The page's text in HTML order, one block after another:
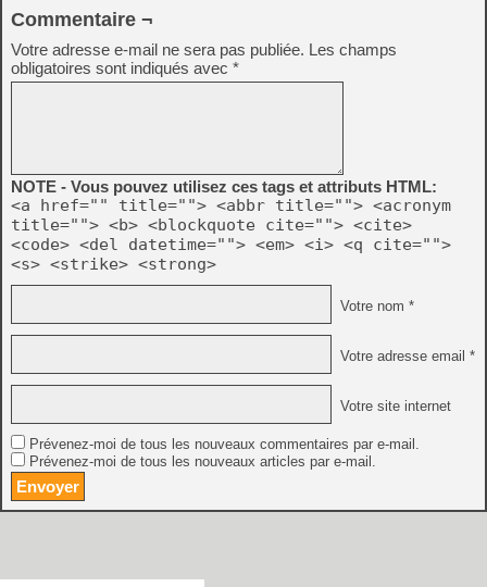
Commentaire ¬
Votre adresse e-mail ne sera pas publiée. Les champs
obligatoires sont indiqués avec *
NOTE - Vous pouvez utilisez ces tags et attributs HTML:
<a href="" title=""> <abbr title=""> <acronym
title=""> <b> <blockquote cite=""> <cite>
<code> <del datetime=""> <em> <i> <q cite="">
<s> <strike> <strong>
Votre nom *
Votre adresse email *
Votre site internet
Prévenez-moi de tous les nouveaux commentaires par e-mail.
Prévenez-moi de tous les nouveaux articles par e-mail.